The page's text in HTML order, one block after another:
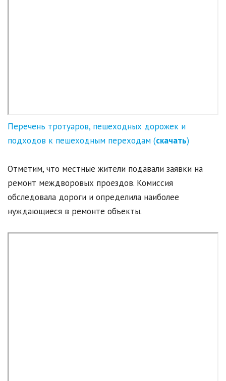
Перечень тротуаров, пешеходных дорожек и
подходов к пешеходным переходам (скачать)
Отметим, что местные жители подавали заявки на
ремонт междворовых проездов. Комиссия
обследовала дороги и определила наиболее
нуждающиеся в ремонте объекты.